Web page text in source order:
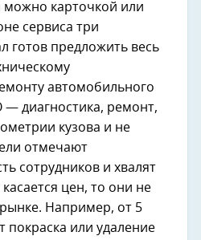
можно карточкой или
сервиса три
готов предложить весь
автомобильного
— диагностика, ремонт,
кузова и не
отмечают
сотрудников и хвалят
цен, то они не
Например, от 5
покраска или удаление